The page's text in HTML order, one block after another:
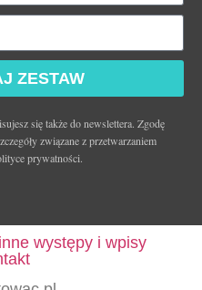
ZESTAW
się także do newslettera. Zgodę
związane z przetwarzaniem
prywatności.
występy i wpisy